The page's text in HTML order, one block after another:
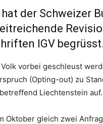
der Schweizer
IGV begrüsst.
vorbei geschleust
(Opting-out) zu
Liechtenstein auf.
Oktober gleich zwei